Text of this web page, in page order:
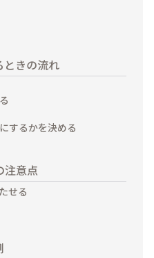
ときの流れ
するかを決める
注意点
せる